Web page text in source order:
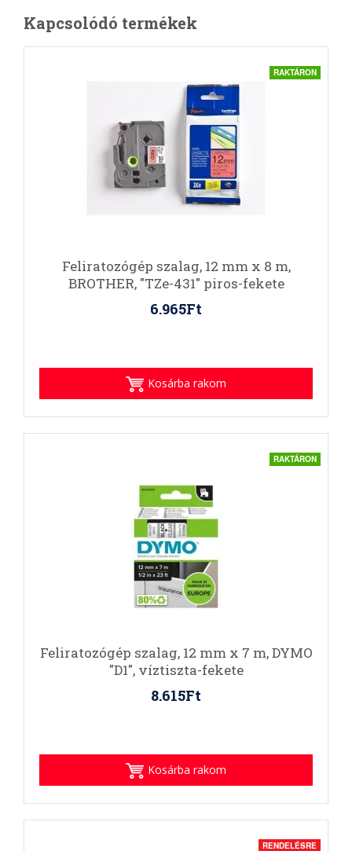
Kapcsolódó termékek
RAKTÁRON
Feliratozógép szalag, 12 mm x 8 m,
BROTHER, "TZe-431" piros-fekete
6.965Ft
Kosárba rakom
RAKTÁRON
Feliratozógép szalag, 12 mm x 7 m, DYMO
"D1", víztiszta-fekete
8.615Ft
Kosárba rakom
RENDELÉSRE